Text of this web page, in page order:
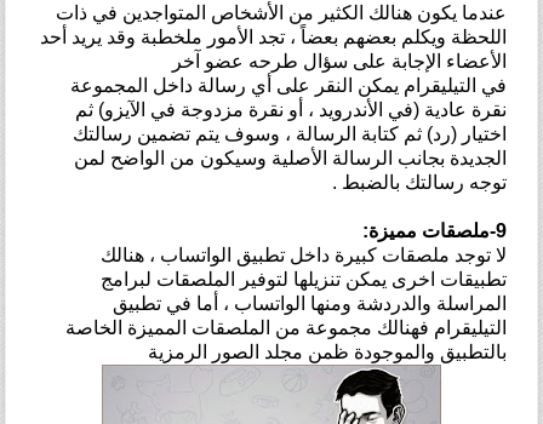
عندما يكون هنالك الكثير من الأشخاص المتواجدين في ذات
اللحظة ويكلم بعضهم بعضاً ، تجد الأمور ملخطبة وقد يريد أحد
الأعضاء الإجابة على سؤال طرحه عضو آخر
في التيليقرام يمكن النقر على أي رسالة داخل المجموعة
نقرة عادية (في الأندرويد ، أو نقرة مزدوجة في الآيزو) ثم
اختيار (رد) ثم كتابة الرسالة ، وسوف يتم تضمين رسالتك
الجديدة بجانب الرسالة الأصلية وسيكون من الواضح لمن
توجه رسالتك بالضبط .
9-ملصقات مميزة:
لا توجد ملصقات كبيرة داخل تطبيق الواتساب ، هنالك
تطبيقات اخرى يمكن تنزيلها لتوفير الملصقات لبرامج
المراسلة والدردشة ومنها الواتساب ، أما في تطبيق
التيليقرام فهنالك مجموعة من الملصقات المميزة الخاصة
بالتطبيق والموجودة ظمن مجلد الصور الرمزية